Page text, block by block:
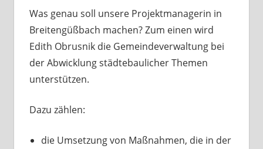
Was genau soll unsere Projektmanagerin in
Breitengüßbach machen? Zum einen wird
Edith Obrusnik die Gemeindeverwaltung bei
der Abwicklung städtebaulicher Themen
unterstützen.
Dazu zählen:
die Umsetzung von Maßnahmen, die in der